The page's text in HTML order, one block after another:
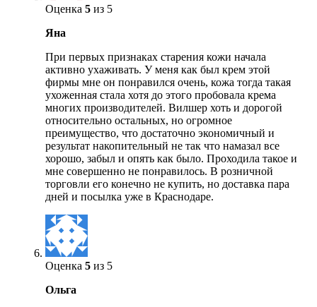
Оценка 5 из 5
Яна
При первых признаках старения кожи начала
активно ухаживать. У меня как был крем этой
фирмы мне он понравился очень, кожа тогда такая
ухоженная стала хотя до этого пробовала крема
многих производителей. Вилшер хоть и дорогой
относительно остальных, но огромное
преимущество, что достаточно экономичный и
результат накопительный не так что намазал все
хорошо, забыл и опять как было. Проходила такое и
мне совершенно не понравилось. В розничной
торговли его конечно не купить, но доставка пара
дней и посылка уже в Краснодаре.
Оценка 5 из 5
Ольга